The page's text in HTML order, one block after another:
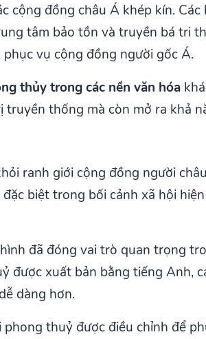
cộng đồng châu Á khép kín.
tâm bảo tồn và truyền bá tri
vụ cộng đồng người gốc Á.
thủy trong các nền văn hóa
thống mà còn mở ra khả
ranh giới cộng đồng người
biệt trong bối cảnh xã hội
đã đóng vai trò quan trọng
được xuất bản bằng tiếng Anh,
dàng hơn.
thuỷ được điều chỉnh để